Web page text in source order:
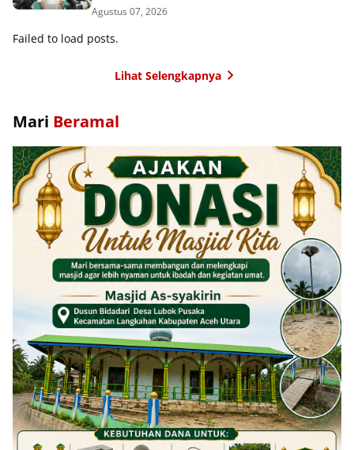
Agustus 07, 2026
Failed to load posts.
Lihat Selengkapnya
Mari Beramal